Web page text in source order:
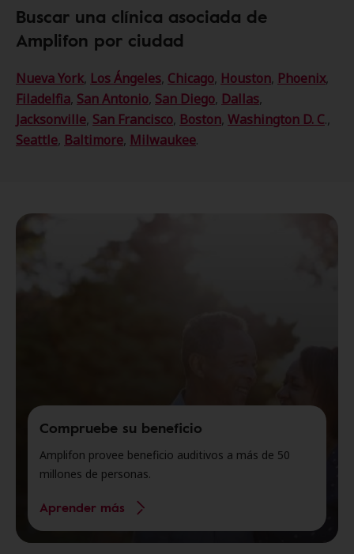
Buscar una clínica asociada de
Amplifon por ciudad
Nueva York, Los Ángeles, Chicago, Houston, Phoenix,
Filadelfia, San Antonio, San Diego, Dallas,
Jacksonville, San Francisco, Boston, Washington D. C.,
Seattle, Baltimore, Milwaukee.
Compruebe su beneficio
Amplifon provee beneficio auditivos a más de 50
millones de personas.
Aprender más